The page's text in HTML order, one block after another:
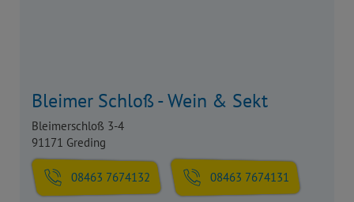
Bleimer Schloß - Wein & Sekt
Bleimerschloß 3-4
91171 Greding
08463 7674132 08463 7674131